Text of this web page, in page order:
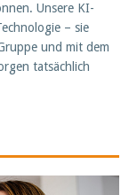
Unsere KI-
– sie
und mit dem
tatsächlich